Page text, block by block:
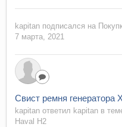
kapitan подписался на
7 марта, 2021
Свист ремня генератора
kapitan ответил kapitan в
Haval H2